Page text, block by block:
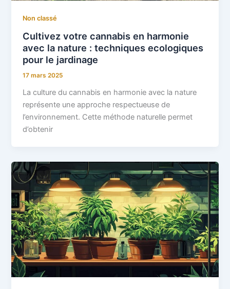
Non classé
Cultivez votre cannabis en harmonie
avec la nature : techniques ecologiques
pour le jardinage
17 mars 2025
La culture du cannabis en harmonie avec la nature
représente une approche respectueuse de
l’environnement. Cette méthode naturelle permet
d’obtenir